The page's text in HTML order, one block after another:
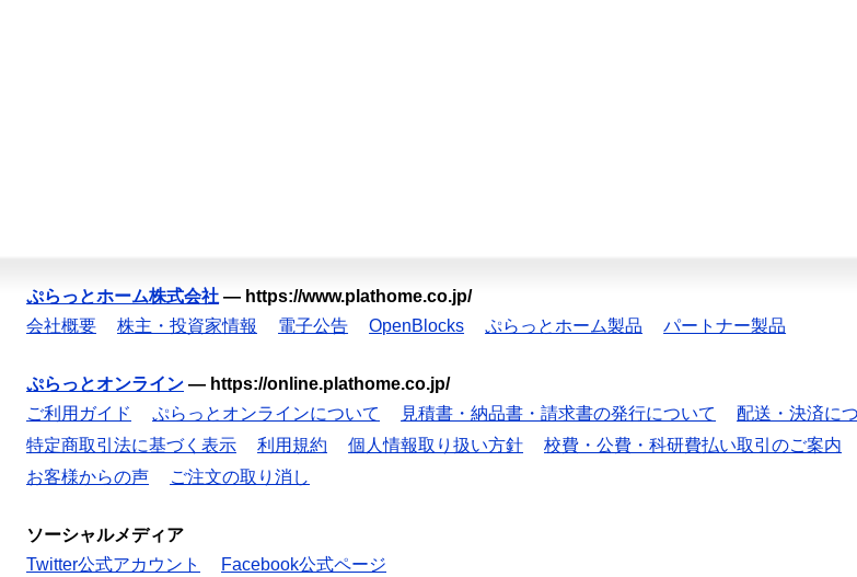
ぷらっとホーム株式会社 — https://www.plathome.co.jp/
会社概要
株主・投資家情報 電子公告 OpenBlocks ぷらっとホーム製品 パートナー製品
ぷらっとオンライン — https://online.plathome.co.jp/
ご利用ガイド
ぷらっとオンラインについて 見積書・納品書・請求書の発行について 配送・決済に
特定商取引法に基づく表示
利用規約 個人情報取り扱い方針 校費・公費・科研費払い取引のご案内
お客様からの声
ご注文の取り消し
ソーシャルメディア
Twitter公式アカウント
Facebook公式ページ